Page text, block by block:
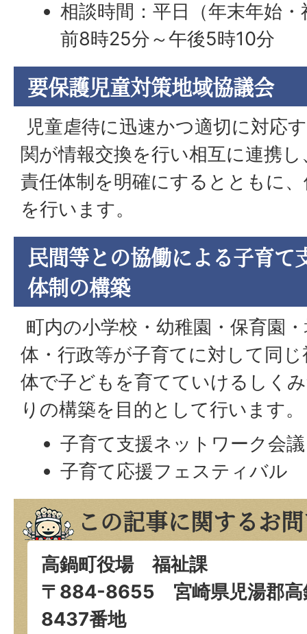
相談時間：平日（年末年始
前8時25分～午後5時10分
要保護児童対策地域協議会
児童虐待に迅速かつ適切に対応
関が情報交換を行い相互に連携
責任体制を明確にするとともに
を行います。
民間等との協働による子育て
体制の構築
町内の小学校・幼稚園・保育園
体・行政等が子育てに対して同
体で子どもを育てていけるしく
りの構築を目的として行います。
子育て支援ネットワーク会議
子育て応援フェスティバル
この記事に関するお
高鍋町役場 福祉課
〒884-8655 宮崎県児湯郡高
8437番地